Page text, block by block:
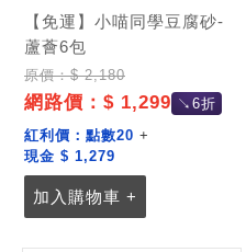
【免運】小喵同學豆腐砂-
蘆薈6包
原價：$ 2,180
網路價：$ 1,299 ↘6折
紅利價： 點數20 +
現金 $ 1,279
加入購物車 +